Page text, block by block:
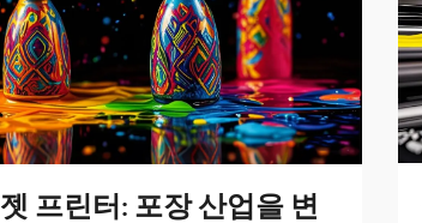
프린터: 포장 산업을 변